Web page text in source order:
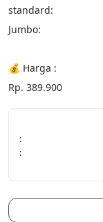
standard:
Jumbo:
💰 Harga :
Rp. 389.900
:
: